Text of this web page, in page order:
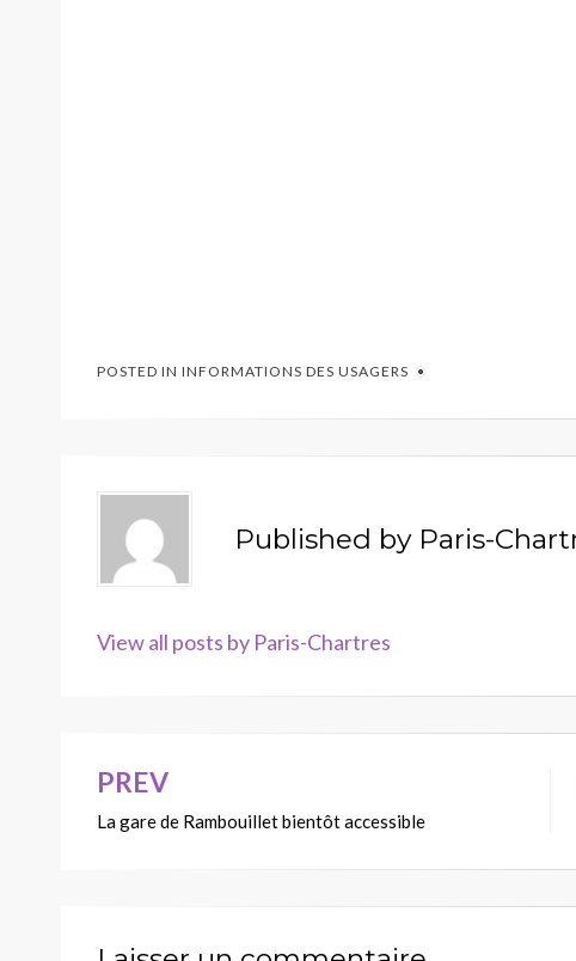
POSTED IN INFORMATIONS DES USAGERS
Published by Paris-
View all posts by Paris-Chartres
Navigation
de
PREV
La gare de Rambouillet bientôt accessible